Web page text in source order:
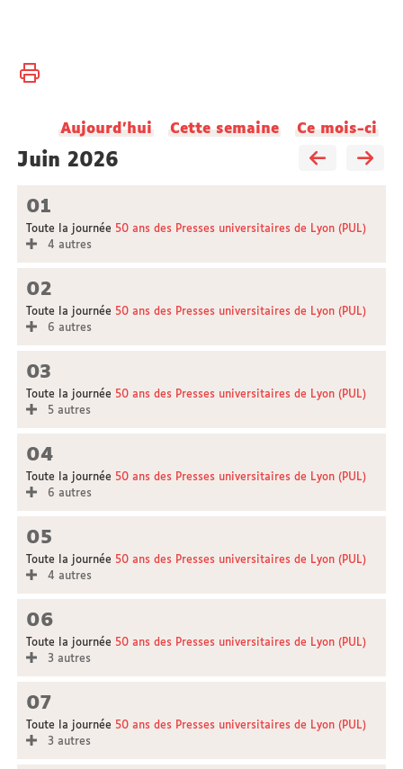
Vous
Accueil
Actualités
Aujourd'hui Cette semaine Ce mois-ci
juin 2026
01
Toute la journée 50 ans des Presses universitaires de Lyon (PUL)
4 autres
02
Toute la journée 50 ans des Presses universitaires de Lyon (PUL)
6 autres
03
Toute la journée 50 ans des Presses universitaires de Lyon (PUL)
5 autres
04
Toute la journée 50 ans des Presses universitaires de Lyon (PUL)
6 autres
05
Toute la journée 50 ans des Presses universitaires de Lyon (PUL)
4 autres
06
Toute la journée 50 ans des Presses universitaires de Lyon (PUL)
3 autres
07
Toute la journée 50 ans des Presses universitaires de Lyon (PUL)
3 autres